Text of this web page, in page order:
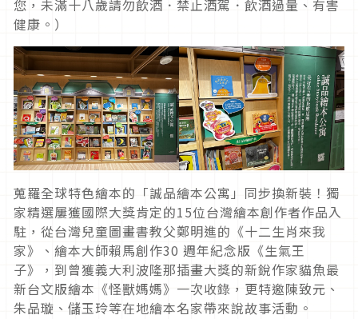
您，未滿十八歲請勿飲酒．禁止酒駕．飲酒過量、有害
健康。）
蒐羅全球特色繪本的「誠品繪本公寓」同步換新裝！獨
家精選屢獲國際大獎肯定的15位台灣繪本創作者作品入
駐，從台灣兒童圖畫書教父鄭明進的《十二生肖來我
家》、繪本大師賴馬創作30 週年紀念版《生氣王
子》，到曾獲義大利波隆那插畫大獎的新銳作家貓魚最
新台文版繪本《怪獸媽媽》一次收錄，更特邀陳致元、
朱品璇、儲玉玲等在地繪本名家帶來說故事活動。